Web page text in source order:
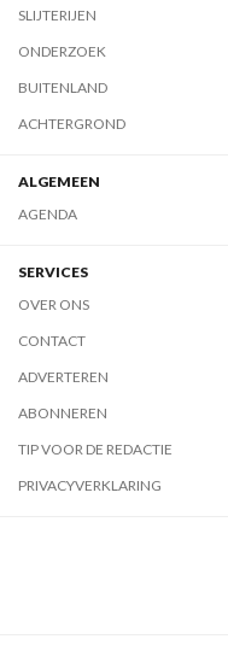
SLIJTERIJEN
ONDERZOEK
BUITENLAND
ACHTERGROND
ALGEMEEN
AGENDA
SERVICES
OVER ONS
CONTACT
ADVERTEREN
ABONNEREN
TIP VOOR DE REDACTIE
PRIVACYVERKLARING